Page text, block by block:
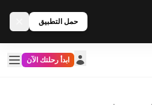
حمل التطبيق
ابدأ رحلتك الآن